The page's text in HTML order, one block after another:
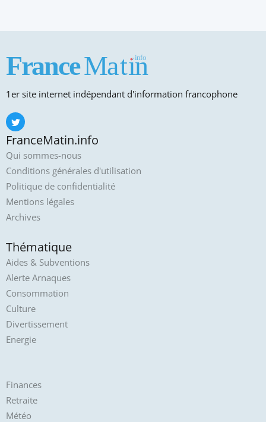
1er site internet indépendant d'information francophone
FranceMatin.info
Qui sommes-nous
Conditions générales d'utilisation
Politique de confidentialité
Mentions légales
Archives
Thématique
Aides & Subventions
Alerte Arnaques
Consommation
Culture
Divertissement
Energie
Finances
Retraite
Météo